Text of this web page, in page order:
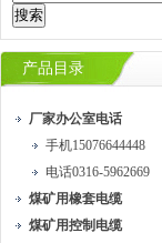
产品目录
厂家办公室电话
手机15076644448
电话0316-5962669
煤矿用橡套电缆
煤矿用控制电缆